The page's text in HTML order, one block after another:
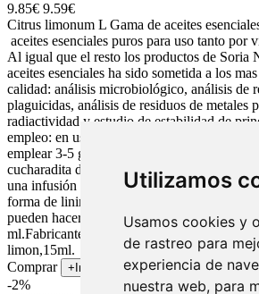
Utilizamos
Usamos cookies y
de rastreo para
experiencia de
nuestra web, para
9.85€ 9.59€
Citrus limonum L Gama de aceites
aceites esenciales puros para uso tanto por
Al igual que el resto los productos de Soria
aceites esenciales ha sido sometida a los
calidad: análisis microbiológico, análisis de
plaguicidas, análisis de residuos de metales
radiactividad y estudio de estabilidad de
empleo: en uso interno, dada su potente
emplear 3-5 gotas 2-3 veces al día. Se
cucharadita de miel o de azúcar moreno
una infusión de plantas medicinales. Para
forma de linimentos de la esencia en alcohol,
pueden hacerse inhalaciones o baños
ml.Fabricante: Soria Natural. Soria Natural
limon,15ml.
Comprar
+Info
-2%